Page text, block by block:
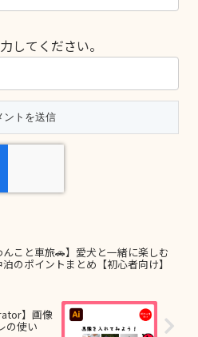
してください。
んこと車旅🚗】愛犬と一緒に楽しむ
のポイントまとめ【初心者向け】
】画像
の使い